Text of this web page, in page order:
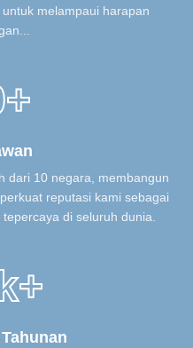
melampaui harapan
dari 10 negara, membangun
reputasi kami sebagai
di seluruh dunia.